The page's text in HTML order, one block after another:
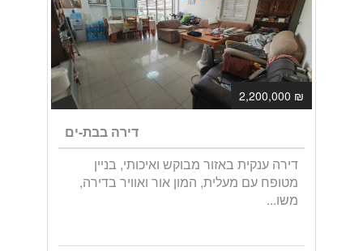
₪ 2,200,000
דירה בבת-ים
דירה ענקית באזור מבוקש ואיכותי, בניין
מטופח עם מעלית, המון אור ואוויר בדירה,
משו...